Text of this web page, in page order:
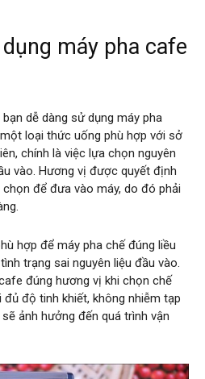
máy pha cafe
dễ dàng sử dụng máy pha
loại thức uống phù hợp với sở
chính là việc lựa chọn nguyên
vào. Hương vị được quyết định
để đưa vào máy, do đó phải
hợp để máy pha chế đúng liều
trạng sai nguyên liệu đầu vào.
đúng hương vị khi chọn chế
độ tinh khiết, không nhiễm tạp
ảnh hưởng đến quá trình vận